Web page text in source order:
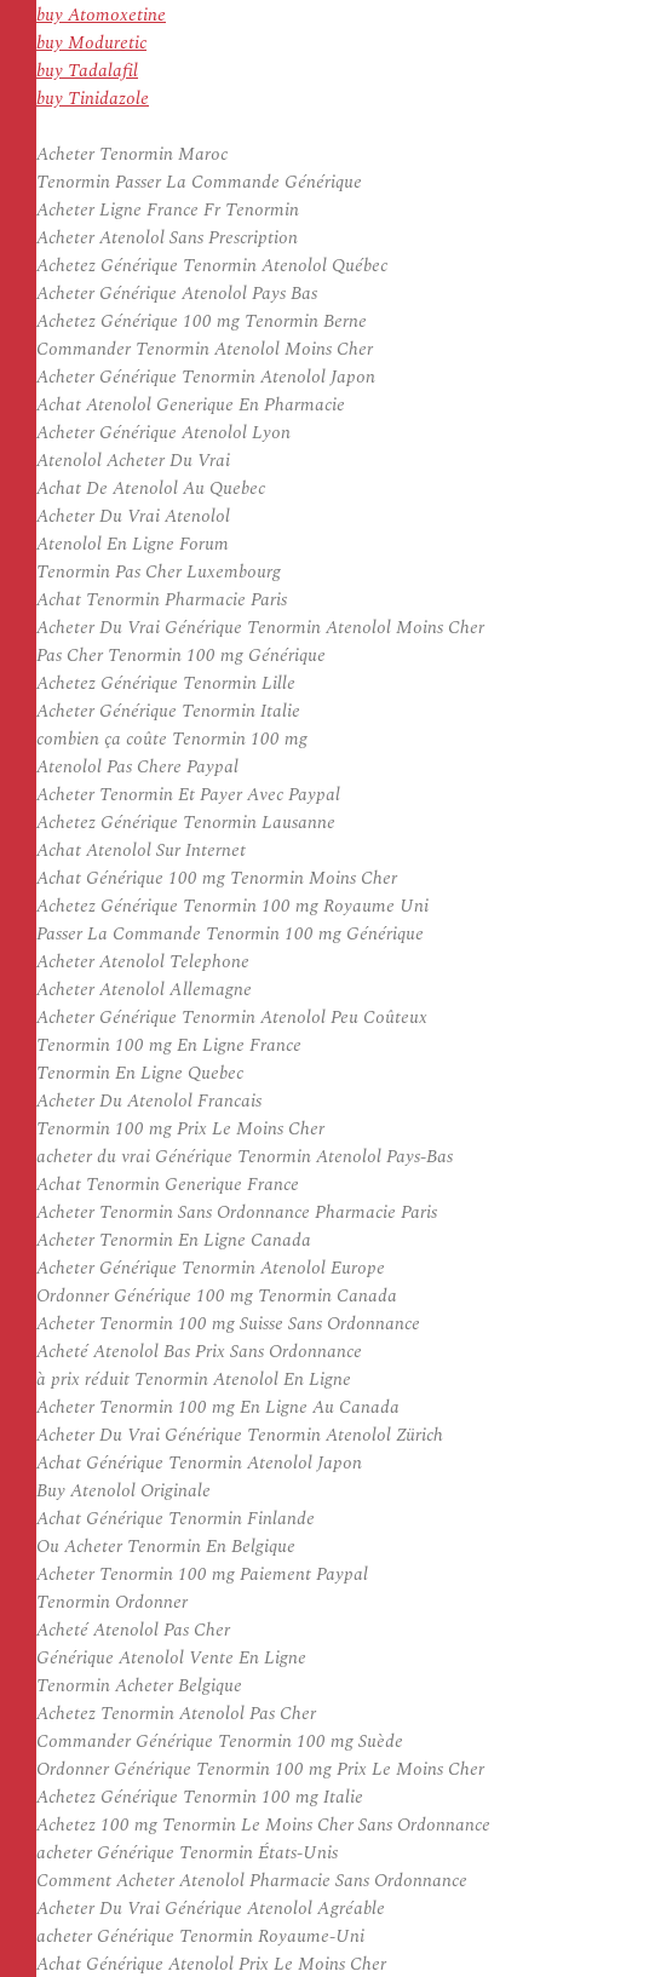
buy Atomoxetine
buy Moduretic
buy Tadalafil
buy Tinidazole
Acheter Tenormin Maroc
Tenormin Passer La Commande Générique
Acheter Ligne France Fr Tenormin
Acheter Atenolol Sans Prescription
Achetez Générique Tenormin Atenolol Québec
Acheter Générique Atenolol Pays Bas
Achetez Générique 100 mg Tenormin Berne
Commander Tenormin Atenolol Moins Cher
Acheter Générique Tenormin Atenolol Japon
Achat Atenolol Generique En Pharmacie
Acheter Générique Atenolol Lyon
Atenolol Acheter Du Vrai
Achat De Atenolol Au Quebec
Acheter Du Vrai Atenolol
Atenolol En Ligne Forum
Tenormin Pas Cher Luxembourg
Achat Tenormin Pharmacie Paris
Acheter Du Vrai Générique Tenormin Atenolol Moins Cher
Pas Cher Tenormin 100 mg Générique
Achetez Générique Tenormin Lille
Acheter Générique Tenormin Italie
combien ça coûte Tenormin 100 mg
Atenolol Pas Chere Paypal
Acheter Tenormin Et Payer Avec Paypal
Achetez Générique Tenormin Lausanne
Achat Atenolol Sur Internet
Achat Générique 100 mg Tenormin Moins Cher
Achetez Générique Tenormin 100 mg Royaume Uni
Passer La Commande Tenormin 100 mg Générique
Acheter Atenolol Telephone
Acheter Atenolol Allemagne
Acheter Générique Tenormin Atenolol Peu Coûteux
Tenormin 100 mg En Ligne France
Tenormin En Ligne Quebec
Acheter Du Atenolol Francais
Tenormin 100 mg Prix Le Moins Cher
acheter du vrai Générique Tenormin Atenolol Pays-Bas
Achat Tenormin Generique France
Acheter Tenormin Sans Ordonnance Pharmacie Paris
Acheter Tenormin En Ligne Canada
Acheter Générique Tenormin Atenolol Europe
Ordonner Générique 100 mg Tenormin Canada
Acheter Tenormin 100 mg Suisse Sans Ordonnance
Acheté Atenolol Bas Prix Sans Ordonnance
à prix réduit Tenormin Atenolol En Ligne
Acheter Tenormin 100 mg En Ligne Au Canada
Acheter Du Vrai Générique Tenormin Atenolol Zürich
Achat Générique Tenormin Atenolol Japon
Buy Atenolol Originale
Achat Générique Tenormin Finlande
Ou Acheter Tenormin En Belgique
Acheter Tenormin 100 mg Paiement Paypal
Tenormin Ordonner
Acheté Atenolol Pas Cher
Générique Atenolol Vente En Ligne
Tenormin Acheter Belgique
Achetez Tenormin Atenolol Pas Cher
Commander Générique Tenormin 100 mg Suède
Ordonner Générique Tenormin 100 mg Prix Le Moins Cher
Achetez Générique Tenormin 100 mg Italie
Achetez 100 mg Tenormin Le Moins Cher Sans Ordonnance
acheter Générique Tenormin États-Unis
Comment Acheter Atenolol Pharmacie Sans Ordonnance
Acheter Du Vrai Générique Atenolol Agréable
acheter Générique Tenormin Royaume-Uni
Achat Générique Atenolol Prix Le Moins Cher